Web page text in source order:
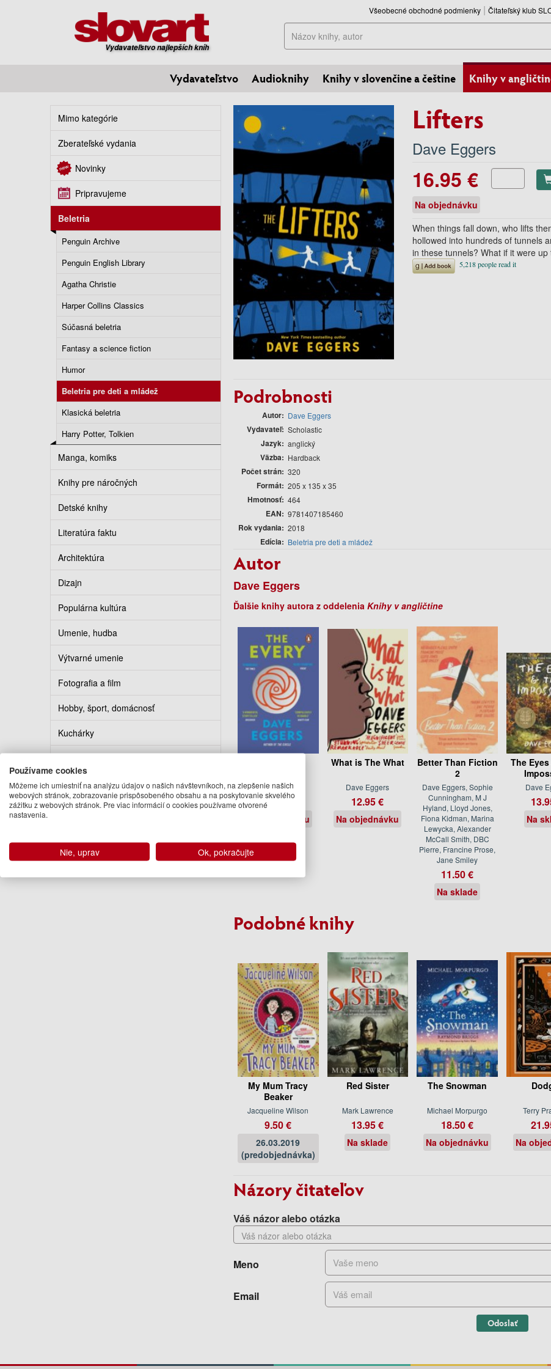
Vydavateľstvo najlepších kníh
Všeobecné obchodné podmienky Čitateľský klub
Hľadať
Vydavateľstvo Audioknihy Knihy v slovenčine a češtine Knihy v
Mimo kategórie
Zberateľské vydania
Novinky
Pripravujeme
Beletria
Penguin Archive
Penguin English Library
Agatha Christie
Harper Collins Classics
Súčasná beletria
Fantasy a science fiction
Humor
Beletria pre deti a mládež
Klasická beletria
Harry Potter, Tolkien
Manga, komiks
Knihy pre náročných
Detské knihy
Literatúra faktu
Architektúra
Dizajn
Populárna kultúra
Umenie, hudba
Výtvarné umenie
Fotografia a film
Hobby, šport, domácnosť
Kuchárky
Kalendáre, diáre, pohľadnice
Turistickí sprievodcovia
Lifters
Dave Eggers
16.95 €
Na objednávku
When things fall down, who lifts
hollowed into hundreds of tunnels
in these tunnels? What if it were
Podrobnosti
Autor Dave Eggers
Vydavateľ Scholastic
Jazyk anglický
Väzba Hardback
Počet strán 320
Formát 205 x 135 x 35
Hmotnosť 464
EAN 9781407185460
Rok vydania 2018
Edícia Beletria pre deti a mládež
Autor
Dave Eggers
Ďalšie knihy autora z oddelenia Knihy v angličtine
Dave Eggers
12.95 €
Na objednávku
What is The What
Dave Eggers
12.95 €
Na objednávku
Better Than Fiction
2
Dave Eggers, Sophie
Cunningham, M J
Hyland, Lloyd Jones,
Fiona Kidman, Marina
Lewycka, Alexander
McCall Smith, DBC
Pierre, Francine Prose,
Jane Smiley
11.50 €
Na sklade
The
Dave
Na
Podobné knihy
My Mum Tracy
Beaker
Jacqueline Wilson
9.50 €
26.03.2019
(predobjednávka)
Red Sister
Mark Lawrence
13.95 €
Na sklade
The Snowman
Michael Morpurgo
18.50 €
Na objednávku
Terry
Na
Názory čitateľov
Váš názor alebo otázka
Meno
Email
Odoslať
Používame cookies
Môžeme ich umiestniť na analýzu údajov o našich návštevníkoch, na zlepšenie našich
webových stránok, zobrazovanie prispôsobeného obsahu a na poskytovanie skvelého
zážitku z webových stránok. Pre viac informácií o cookies používame otvorené
nastavenia.
Nie, uprav Ok, pokračujte